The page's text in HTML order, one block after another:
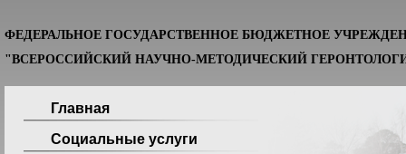
ФЕДЕРАЛЬНОЕ ГОСУДАРСТВЕННОЕ БЮДЖЕТНОЕ
"ВСЕРОССИЙСКИЙ НАУЧНО-МЕТОДИЧЕСКИЙ
Главная
Социальные услуги